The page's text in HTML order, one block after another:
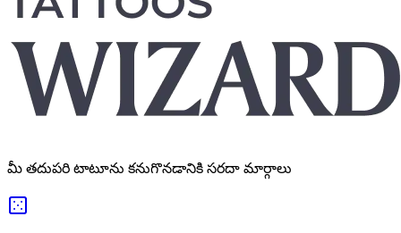
మీ తదుపరి టాటూను కనుగొనడానికి సరదా మార్గాలు